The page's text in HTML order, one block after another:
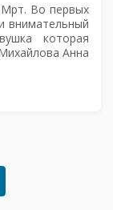
Мрт. Во первых
внимательный
которая
Анна